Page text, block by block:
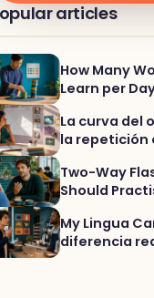
articles
How Many
Learn per
La curva del
la repetición
usar de
Two-Way
Should
My Lingua
diferencia